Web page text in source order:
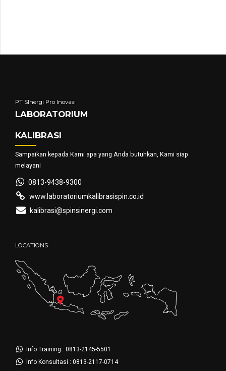
PT SInergi Pro Inovasi
LABORATORIUM
KALIBRASI
Sampaikan kepada Kami apa yang Anda butuhkan, Kami siap
melayani
0813-9438-9300
www.laboratoriumkalibrasispin.co.id
kalibrasi@spinsinergi.com
LOCATIONS
Info Training : 0813-2145-5501
Info Konsultasi : 0813-2117-0714